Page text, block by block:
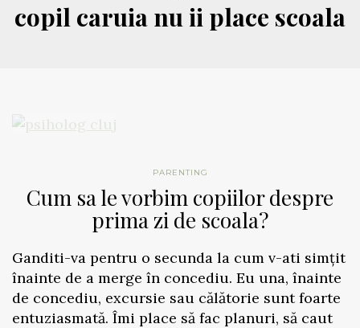
copil caruia nu ii place scoala
PARENTING
Cum sa le vorbim copiilor despre
prima zi de scoala?
Ganditi-va pentru o secunda la cum v-ati simțit
înainte de a merge în concediu. Eu una, înainte
de concediu, excursie sau călătorie sunt foarte
entuziasmată. Îmi place să fac planuri, să caut